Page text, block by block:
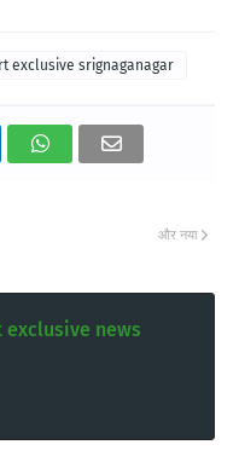
exclusive srignaganagar
और नया
exclusive news